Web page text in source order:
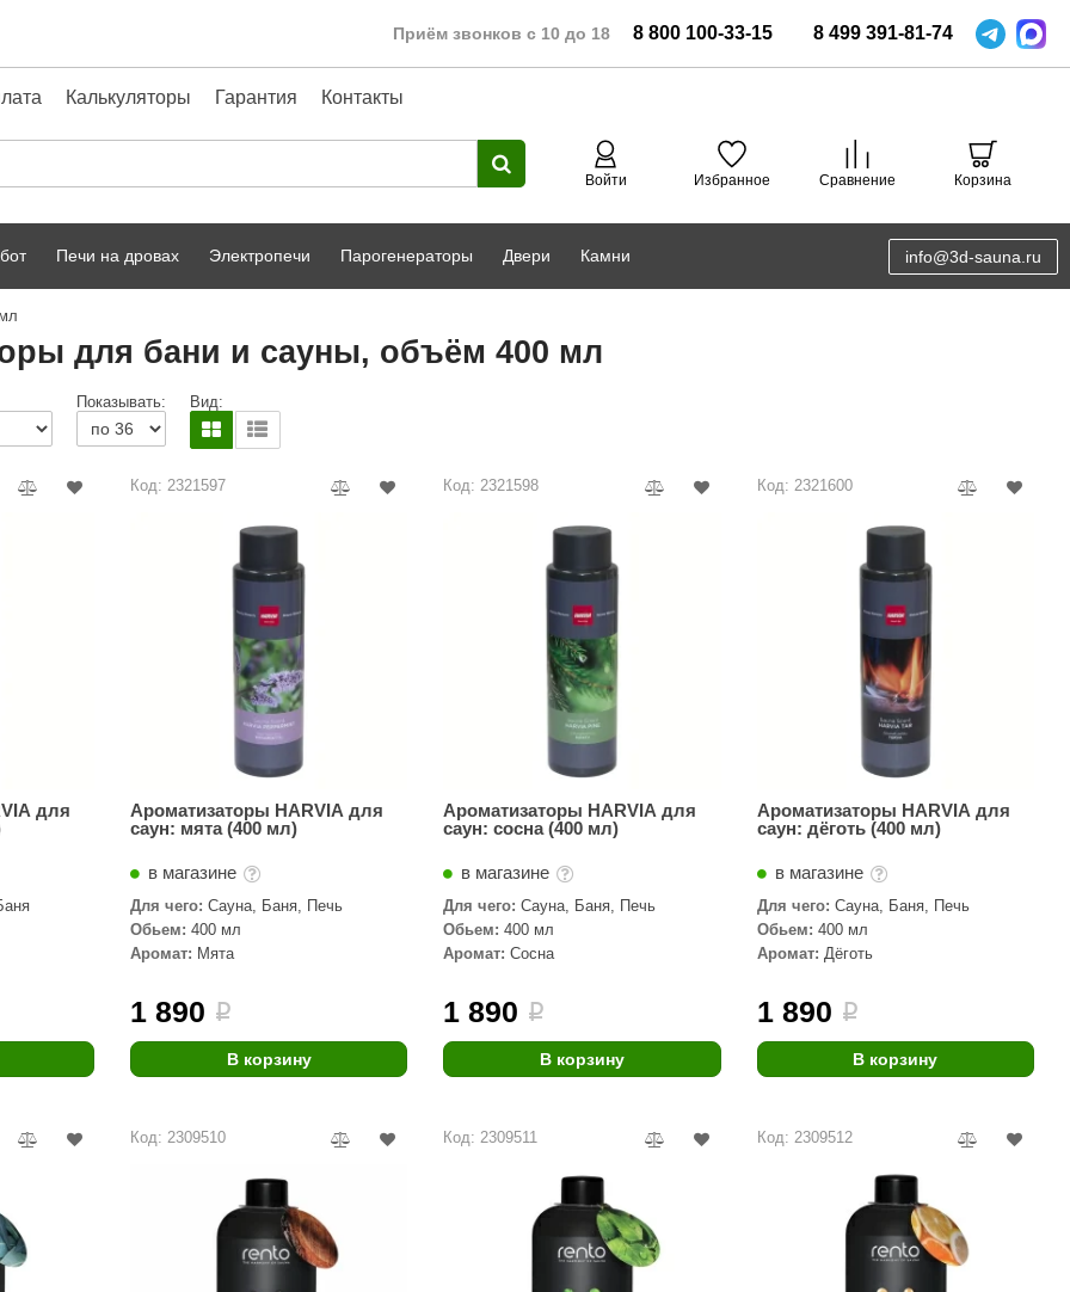
Приём звонков с 10 до 18 8 800 100-33-15 8 499 391-81-74
Калькуляторы Гарантия Контакты
Войти Избранное Сравнение Корзина
HENKI
A-Panel Руспанель
Банные штучки
Suokka
Русский дух
Rento
LANG’s
Baldus Kvimol
Ермак-Термо
Добросталь
Печи на дровах Электропечи Парогенераторы Двери Камни info@3d-sauna.ru
для бани и сауны, объём 400 мл
Показывать: Вид:
для
Код: 2321597
Ароматизаторы HARVIA для
саун: мята (400 мл)
в магазине
Для чего: Сауна, Баня, Печь
Обьем: 400 мл
Аромат: Мята
1 890 i
В корзину
Код: 2321598
Ароматизаторы HARVIA для
саун: сосна (400 мл)
в магазине
Для чего: Сауна, Баня, Печь
Обьем: 400 мл
Аромат: Сосна
1 890 i
В корзину
Код: 2321600
Ароматизаторы HARVIA для
саун: дёготь (400 мл)
в магазине
Для чего: Сауна, Баня, Печь
Обьем: 400 мл
Аромат: Дёготь
1 890 i
В корзину
Код: 2309510 Код: 2309511 Код: 2309512